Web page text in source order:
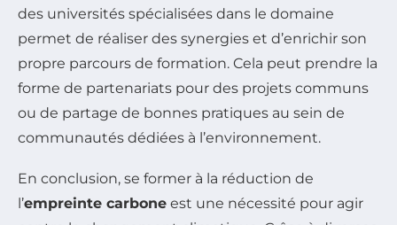
des universités spécialisées dans le domaine
permet de réaliser des synergies et d’enrichir son
propre parcours de formation. Cela peut prendre la
forme de partenariats pour des projets communs
ou de partage de bonnes pratiques au sein de
communautés dédiées à l’environnement.
En conclusion, se former à la réduction de
l’empreinte carbone est une nécessité pour agir